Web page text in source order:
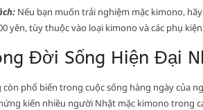
Nếu bạn muốn trải nghiệm mặc kimono,
yên, tùy thuộc vào loại kimono và các phụ
Đời Sống Hiện Đại
phổ biến trong cuộc sống hàng ngày của
kiến nhiều người Nhật mặc kimono trong